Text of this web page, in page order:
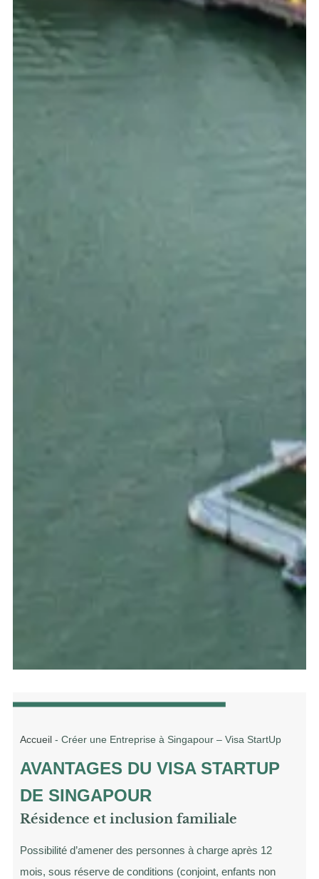
Accueil - Créer une Entreprise à Singapour – Visa StartUp
AVANTAGES DU VISA STARTUP
DE SINGAPOUR
Résidence et inclusion familiale
Possibilité d’amener des personnes à charge après 12
mois, sous réserve de conditions (conjoint, enfants non